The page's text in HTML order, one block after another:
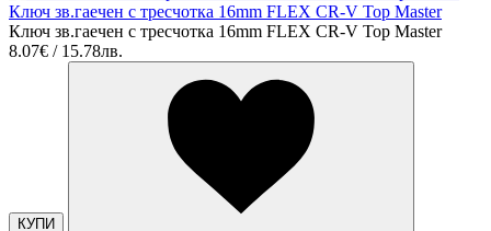
Ключ зв.гаечен с тресчотка 16mm FLEX CR-V Top Master
Ключ зв.гаечен с тресчотка 16mm FLEX CR-V Top Master
8.07€ / 15.78лв.
КУПИ